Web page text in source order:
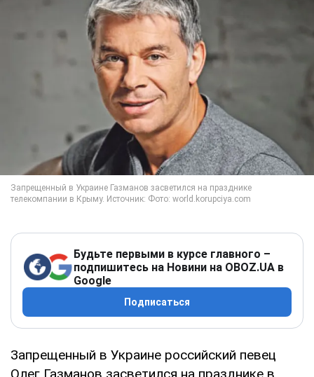
Будьте первыми в курсе главного –
подпишитесь на Новини на OBOZ.UA в
Google
Подписаться
Запрещенный в Украине российский певец
Олег Газманов засветился на празднике в